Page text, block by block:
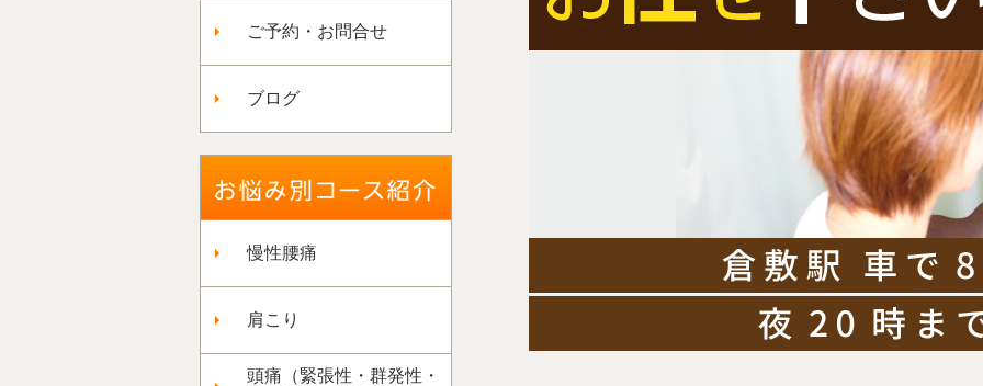
ご予約・お問合せ
ブログ
慢性腰痛
肩こり
頭痛（緊張性・群発性・